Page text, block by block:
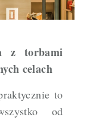
z torbami
celach
to
od